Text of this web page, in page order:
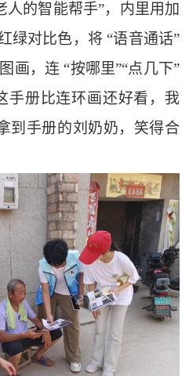
人的智能帮手”，内里用加
绿对比色，将 “语音通话”
画，连 “按哪里”“点几下”
手册比连环画还好看，我
到手册的刘奶奶，笑得合